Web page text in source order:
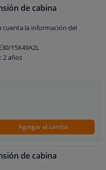
1 [mm]: 14,1
del orificio [mm]: 30
de cabina
cuenta la información del
15X49A2L
2 años
Agregar al carrito
de cabina